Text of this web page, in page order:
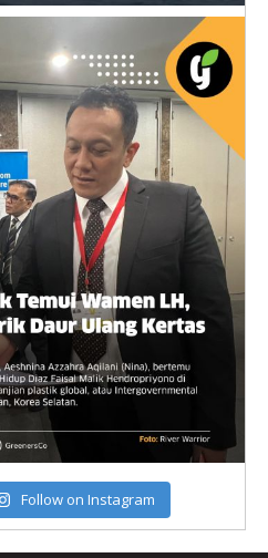
Follow on Instagram